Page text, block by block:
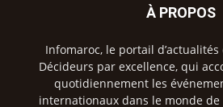
À PROPOS
Infomaroc, le portail
Décideurs par excellence, qui
quotidiennement les
internationaux dans le monde de